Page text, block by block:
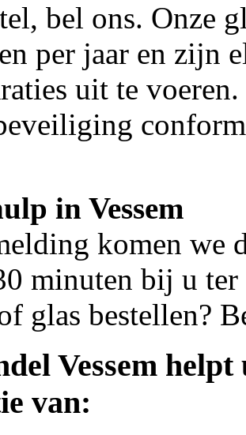
bel ons. Onze
per jaar en zijn
uit te
in Vessem
komen we
minuten bij u ter
glas bestellen?
Vessem
van: